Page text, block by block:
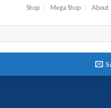
Shop Mega Shop About